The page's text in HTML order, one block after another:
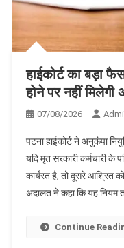
हाईकोर्ट का बड़ा
होने पर नहीं मिलेगी
07/08/2026
पटना हाईकोर्ट ने अनुकंपा
यदि मृत सरकारी कर्मचारी के
कार्यरत है, तो दूसरे आश्रित
अदालत ने कहा कि यह नियम
Continue